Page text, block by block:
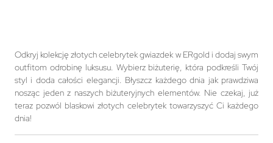
Odkryj kolekcję złotych celebrytek gwiazdek w ERgold i dodaj swym
outfitom odrobinę luksusu. Wybierz biżuterię, która podkreśli Twój
styl i doda całości elegancji. Błyszcz każdego dnia jak prawdziwa
nosząc jeden z naszych biżuteryjnych elementów. Nie czekaj, już
teraz pozwól blaskowi złotych celebrytek towarzyszyć Ci każdego
dnia!